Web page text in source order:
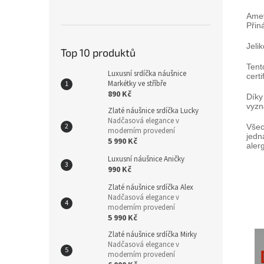
Top 10 produktů
Luxusní srdíčka náušnice
Markétky ve stříbře
890 Kč
Zlaté náušnice srdíčka Lucky
Nadčasová elegance v
moderním provedení
5 990 Kč
Luxusní náušnice Aničky
990 Kč
Zlaté náušnice srdíčka Alex
Nadčasová elegance v
moderním provedení
5 990 Kč
Zlaté náušnice srdíčka Mirky
Nadčasová elegance v
moderním provedení